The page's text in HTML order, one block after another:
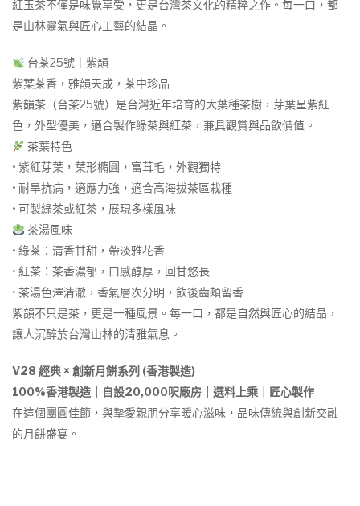
紅玉茶不僅是味覺享受，更是台灣茶文化的精粹之作。每一口，都
是山林靈氣與匠心工藝的結晶。
台茶25號｜紫韻
紫葉茶香，雅韻天成，茶中珍品
紫韻茶（台茶25號）是台灣近年培育的大葉種茶樹，芽葉呈紫紅
色，外型優美，適合製作綠茶與紅茶，兼具觀賞與品飲價值。
茶葉特色
• 紫紅芽葉，葉形橢圓，富茸毛，外觀獨特
• 耐旱抗病，適應力強，適合高海拔茶區栽種
• 可製綠茶或紅茶，展現多樣風味
茶湯風味
• 綠茶：清香甘甜，帶淡雅花香
• 紅茶：茶香濃郁，口感醇厚，回甘悠長
• 茶湯色澤清澈，香氣層次分明，飲後齒頰留香
紫韻不只是茶，更是一種風景。每一口，都是自然與匠心的結晶，
讓人沉醉於台灣山林的清雅氣息。
V28 經典 × 創新月餅系列 (香港製造)
100%香港製造｜自設20,000呎廠房｜選料上乘｜匠心製作
在這個團圓佳節，與摯愛親朋分享暖心滋味，品味傳統與創新交融
的月餅盛宴。